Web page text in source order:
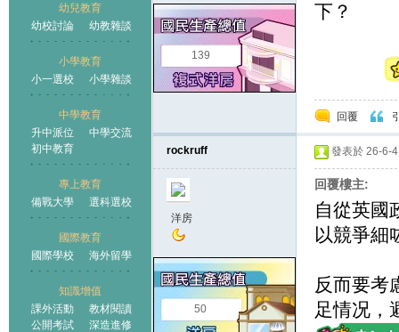
幼兒教育
幼校討論
幼教雜談
小學教育
小一選校
小學雜談
中學教育
升中派位
中學交流
初中教育
專上教育
備戰大學
選科選校
國際教育
國際學校
海外留學
知識增值
課外活動
教材閱讀
公開考試
深造進修
王國
139
下？
回覆
rockruff
洋房
50
發表於 26-6-
回覆樓主:
自從英國
以競爭細
反而要考
足情况，